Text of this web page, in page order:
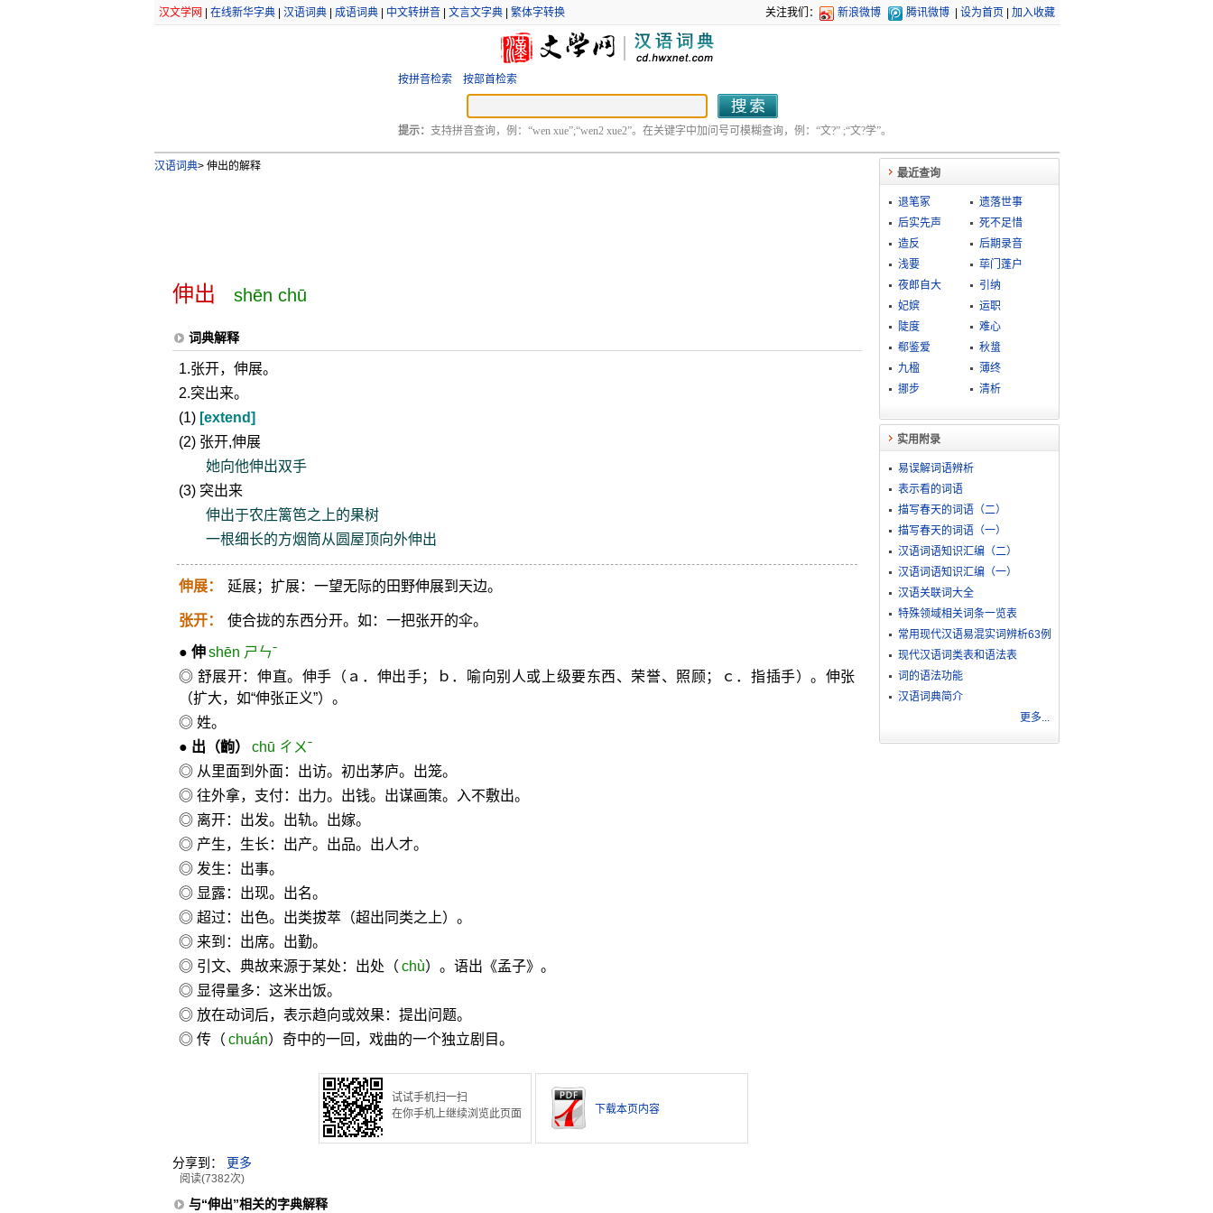
汉文学网 在线新华字典| 汉语词典| 成语词典| 中文转拼音| 文言文字典| 繁体字转换 关注我们： 新浪微博 腾讯微博 设为首页 加入收藏
按拼音检索 按部首检索
提示： 支持拼音查询，例：“wen xue”;“wen2 xue2”。在关键字中加问号可模糊查询，例：“文?” ;“文?学”。
汉语词典>伸出的解释
伸出 shēn chū
词典解释
1.张开，伸展。
2.突出来。
(1) [extend]
(2) 张开,伸展
她向他伸出双手
(3) 突出来
伸出于农庄篱笆之上的果树
一根细长的方烟筒从圆屋顶向外伸出
伸展： 延展；扩展：一望无际的田野伸展到天边。
张开： 使合拢的东西分开。如：一把张开的伞。
● 伸 shēn ㄕㄣˉ
◎ 舒展开：伸直。伸手（ａ．伸出手；ｂ．喻向别人或上级要东西、荣誉、照顾；ｃ．指插手）。伸张
（扩大，如“伸张正义”）。
◎ 姓。
● 出 （齣）
chū ㄔㄨˉ
◎ 从里面到外面：出访。初出茅庐。出笼。
◎ 往外拿，支付：出力。出钱。出谋画策。入不敷出。
◎ 离开：出发。出轨。出嫁。
◎ 产生，生长：出产。出品。出人才。
◎ 发生：出事。
◎ 显露：出现。出名。
◎ 超过：出色。出类拔萃（超出同类之上）。
◎ 来到：出席。出勤。
◎ 引文、典故来源于某处：出处（ chù）。语出《孟子》。
◎ 显得量多：这米出饭。
◎ 放在动词后，表示趋向或效果：提出问题。
◎ 传（ chuán）奇中的一回，戏曲的一个独立剧目。
试试手机扫一扫
在你手机上继续浏览此页面
下载本页内容
分享到： 更多
阅读(7382次)
与“伸出”相关的字典解释
最近查询
退笔冢
遗落世事
后实先声
死不足惜
造反
后期录音
浅要
荜门蓬户
夜郎自大
引纳
妃嫔
运职
陡度
难心
郗鉴爱
秋螀
九楹
薄终
挪步
清析
实用附录
易误解词语辨析
表示看的词语
描写春天的词语（二）
描写春天的词语（一）
汉语词语知识汇编（二）
汉语词语知识汇编（一）
汉语关联词大全
特殊领域相关词条一览表
常用现代汉语易混实词辨析63例
现代汉语词类表和语法表
词的语法功能
汉语词典简介
更多...